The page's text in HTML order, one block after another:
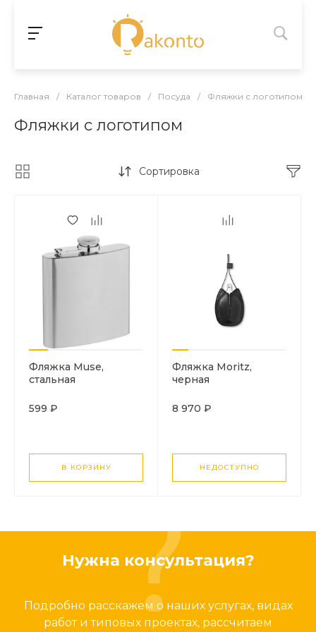
Главная / Каталог товаров / Посуда / Фляжки с логотипом
Фляжки с логотипом
Сортировка
Фляжка Muse,
стальная
599 ₽
В КОРЗИНУ
Фляжка Moritz,
черная
8 970 ₽
НЕДОСТУПНО
Нужна консультация?
Подробно расскажем о наших услугах, видах
работ и типовых проектах, рассчитаем